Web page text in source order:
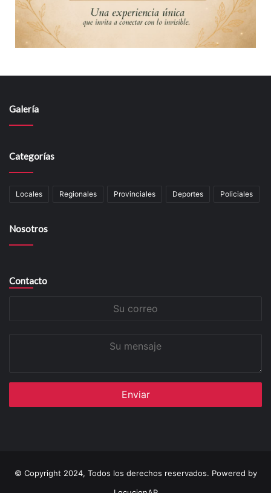
Galería
Categorías
Locales Regionales Provinciales Deportes Policiales
Nosotros
Contacto
© Copyright 2024, Todos los derechos reservados. Powered by